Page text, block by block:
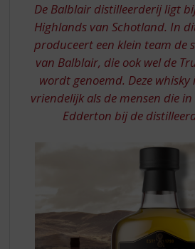
HET
SCHOTSE
LANDSCHAP
De Balblair distilleerderij ligt
Highlands van Schotland. In
produceert een klein team de
van Balblair, die ook wel de
wordt genoemd. Deze whisky
vriendelijk als de mensen die
Edderton bij de